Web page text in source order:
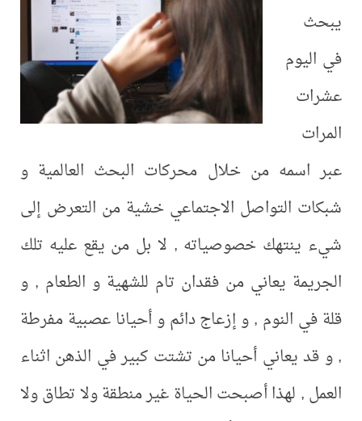
من خلال محركات البحث العالمية و
الاجتماعي خشية من التعرض إلى
خصوصياته , لا بل من يقع عليه تلك
يعاني من فقدان تام للشهية و الطعام , و
, و إزعاج دائم و أحيانا عصبية مفرطة
أحيانا من تشتت كبير في الذهن اثناء
لهذا أصبحت الحياة غير منطقة ولا تطاق ولا